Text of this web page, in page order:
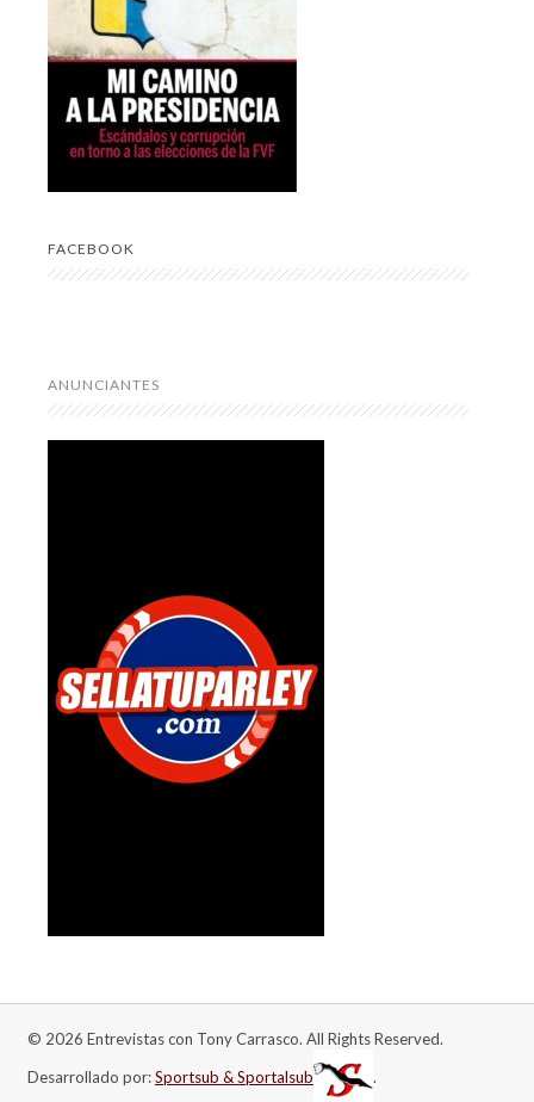
FACEBOOK
ANUNCIANTES
© 2026 Entrevistas con Tony Carrasco. All Rights Reserved.
Desarrollado por:Sportsub & Sportalsub .